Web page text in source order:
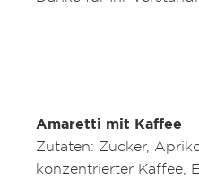
Amaretti mit Kaffee
Zutaten: Zucker,
konzentrierter Kaffee,